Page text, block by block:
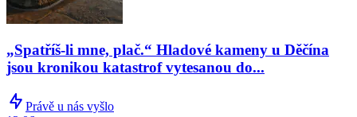
„Spatříš-li mne, plač.“ Hladové kameny u Děčína
jsou kronikou katastrof vytesanou do...
Právě u nás vyšlo